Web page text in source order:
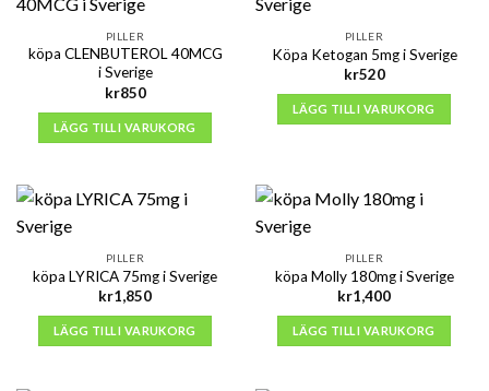
PILLER
köpa CLENBUTEROL 40MCG
i Sverige
kr850
LÄGG TILL I VARUKORG
PILLER
Köpa Ketogan 5mg i Sverige
kr520
LÄGG TILL I VARUKORG
PILLER
köpa LYRICA 75mg i Sverige
kr1,850
LÄGG TILL I VARUKORG
PILLER
köpa Molly 180mg i Sverige
kr1,400
LÄGG TILL I VARUKORG